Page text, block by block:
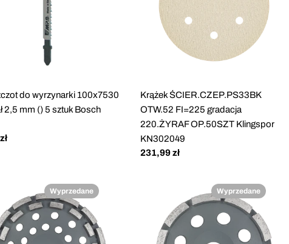
do wyrzynarki 100x7530
2,5 mm () 5 sztuk Bosch
Krążek ŚCIER.CZEP.PS33BK
OTW.52 FI=225 gradacja
220.ŻYRAF OP.50SZT Klingspor
KN302049
Cena
231,99 zł
Wyprzedane Wyprzedane